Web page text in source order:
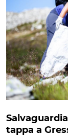
tappa a